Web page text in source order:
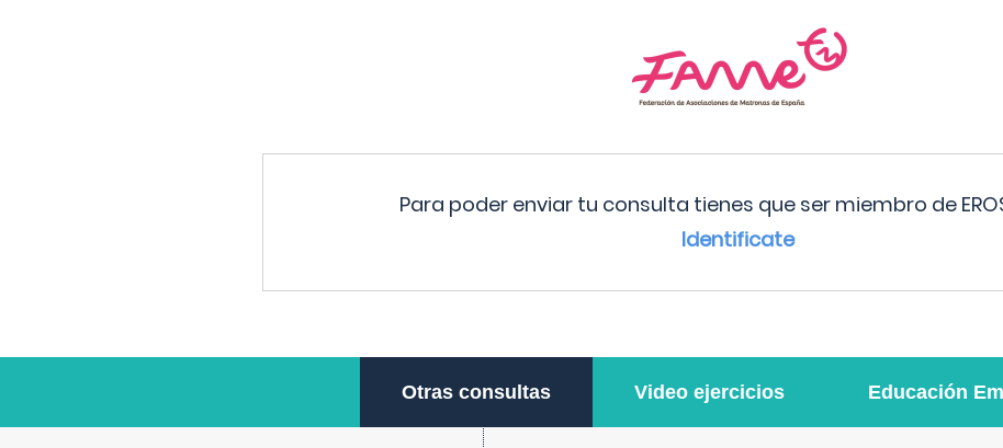
Para poder enviar tu consulta tienes que ser miembro de
Identificate
Otras consultas Video ejercicios Educación